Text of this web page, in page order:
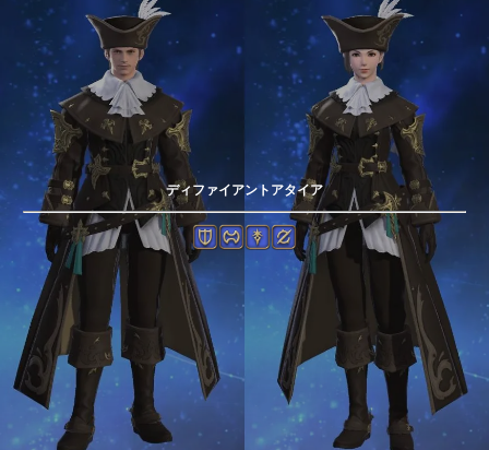
ディファイアントアタイア